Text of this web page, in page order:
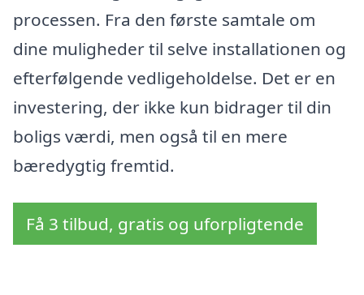
processen. Fra den første samtale om
dine muligheder til selve installationen og
efterfølgende vedligeholdelse. Det er en
investering, der ikke kun bidrager til din
boligs værdi, men også til en mere
bæredygtig fremtid.
Få 3 tilbud, gratis og uforpligtende